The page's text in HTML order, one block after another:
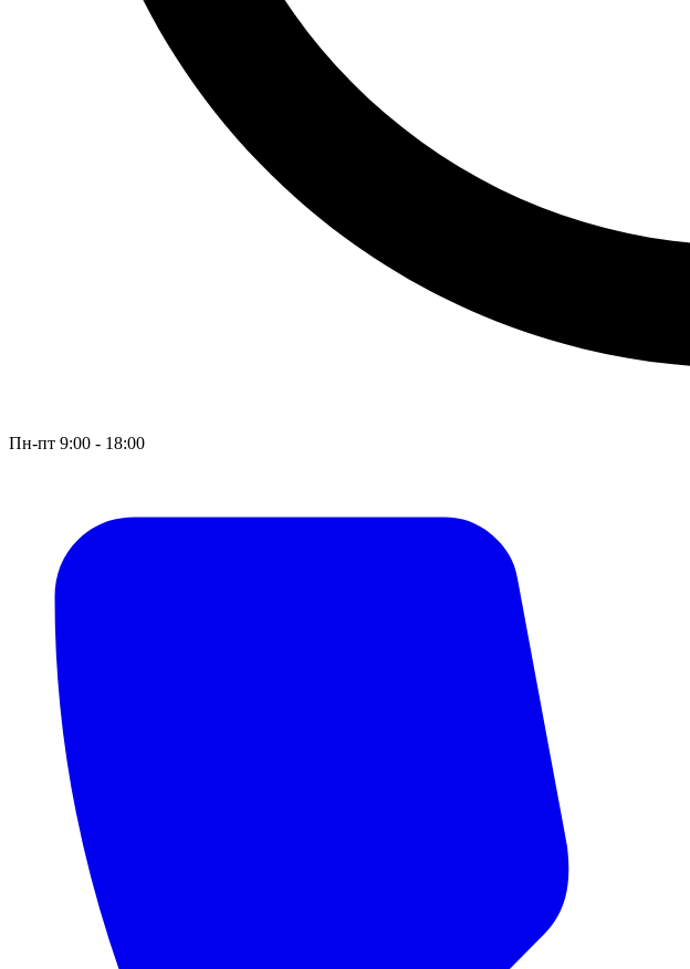
Пн-пт 9:00 - 18:00